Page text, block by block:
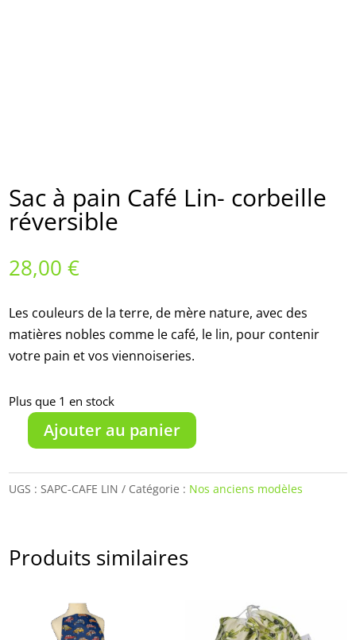
Sac à pain Café Lin- corbeille
réversible
28,00€
Les couleurs de la terre, de mère nature, avec des
matières nobles comme le café, le lin, pour contenir
votre pain et vos viennoiseries.
Plus que 1 en stock
quantité
Sac
Café
Lin-
réversible
Ajouter au panier
UGS :SAPC-CAFE LIN Catégorie : Nos anciens modèles
Produits similaires